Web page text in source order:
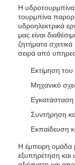
Η
τουρμπίνα
υδροηλεκτρικά
μας είναι
ζητήματα
σειρά από
Εκτίμηση του
Μηχανικό
Εγκατάσταση
Συντήρηση
Εκπαίδευση
Η έμπειρη ομάδα
εξυπηρέτηση και